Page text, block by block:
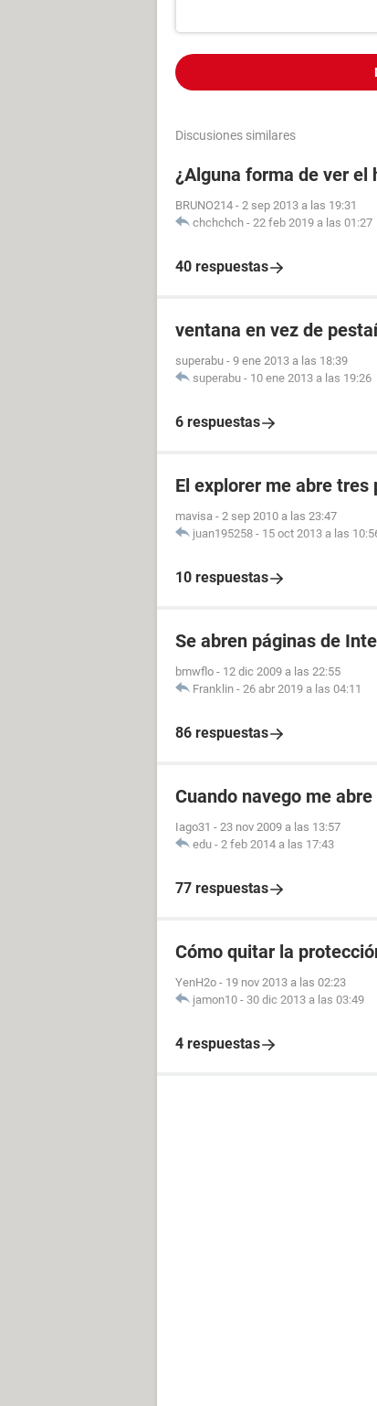
Discusiones similares
¿Alguna forma de ver
BRUNO214 - 2 sep 2013 a las 19:31
chchchch - 22 feb 2019 a las 01:27
40 respuestas
ventana en vez de
superabu - 9 ene 2013 a las 18:39
superabu - 10 ene 2013 a las 19:26
6 respuestas
El explorer me abre tres
mavisa - 2 sep 2010 a las 23:47
juan195258 - 15 oct 2013 a las
10 respuestas
Se abren páginas de
bmwflo - 12 dic 2009 a las 22:55
Franklin - 26 abr 2019 a las 04:11
86 respuestas
Cuando navego me
Iago31 - 23 nov 2009 a las 13:57
edu - 2 feb 2014 a las 17:43
77 respuestas
Cómo quitar la
YenH2o - 19 nov 2013 a las 02:23
jamon10 - 30 dic 2013 a las 03:49
4 respuestas